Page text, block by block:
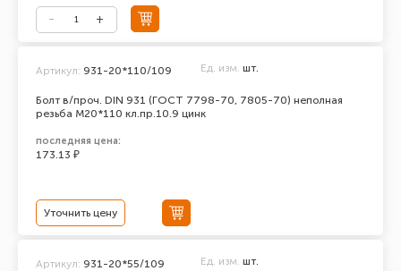
Болт в/проч. DIN 931 (ГОСТ 7798-70, 7805-70) неполная
резьба М20*110 кл.пр.10.9 цинк
Артикул: 931-20*110/109 Ед. изм. шт.
последняя цена:
173.13 ₽
Уточнить цену
Артикул: 931-20*55/109 Ед. изм. шт.